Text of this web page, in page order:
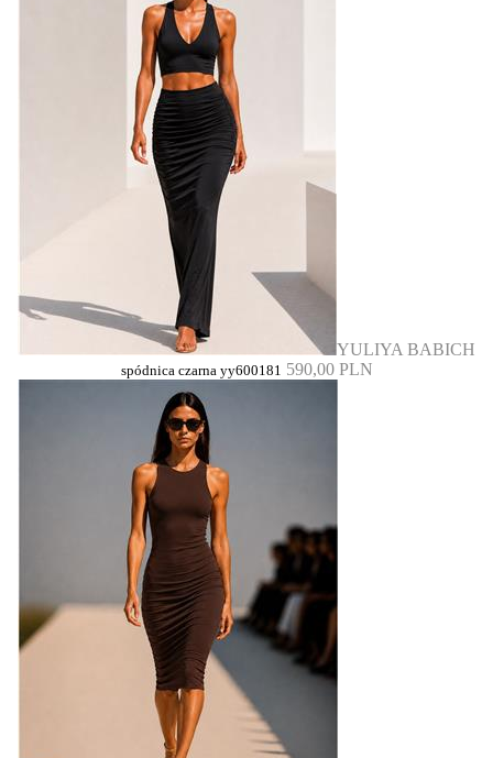
YULIYA BABICH
spódnica czarna yy600181 590,00 PLN